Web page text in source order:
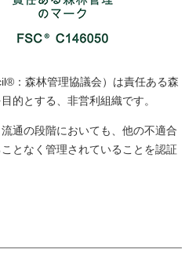
：森林管理協議会）は責任ある森
的とする、非営利組織です。
通の段階においても、他の不適合
となく管理されていることを認証